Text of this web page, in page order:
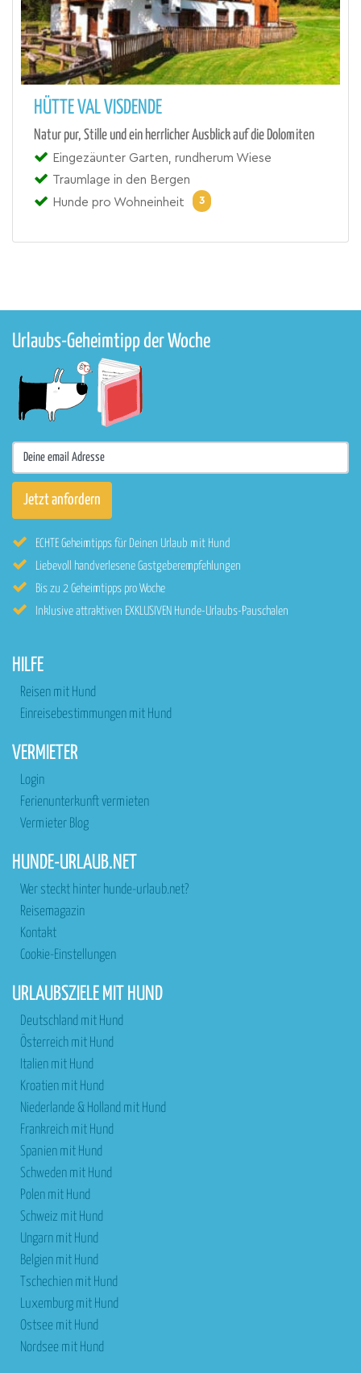
HÜTTE VAL VISDENDE
Natur pur, Stille und ein herrlicher Ausblick auf die Dolomiten
Eingezäunter Garten, rundherum Wiese
Traumlage in den Bergen
Hunde pro Wohneinheit
3
Urlaubs-Geheimtipp der Woche
ECHTE Geheimtipps für Deinen Urlaub mit Hund
Liebevoll handverlesene Gastgeberempfehlungen
Bis zu 2 Geheimtipps pro Woche
Inklusive attraktiven EXKLUSIVEN Hunde-Urlaubs-Pauschalen
HILFE
Reisen mit Hund
Einreisebestimmungen mit Hund
VERMIETER
Login
Ferienunterkunft vermieten
Vermieter Blog
HUNDE-URLAUB.NET
Wer steckt hinter hunde-urlaub.net?
Reisemagazin
Kontakt
Cookie-Einstellungen
URLAUBSZIELE MIT HUND
Deutschland mit Hund
Österreich mit Hund
Italien mit Hund
Kroatien mit Hund
Niederlande & Holland mit Hund
Frankreich mit Hund
Spanien mit Hund
Schweden mit Hund
Polen mit Hund
Schweiz mit Hund
Ungarn mit Hund
Belgien mit Hund
Tschechien mit Hund
Luxemburg mit Hund
Ostsee mit Hund
Nordsee mit Hund